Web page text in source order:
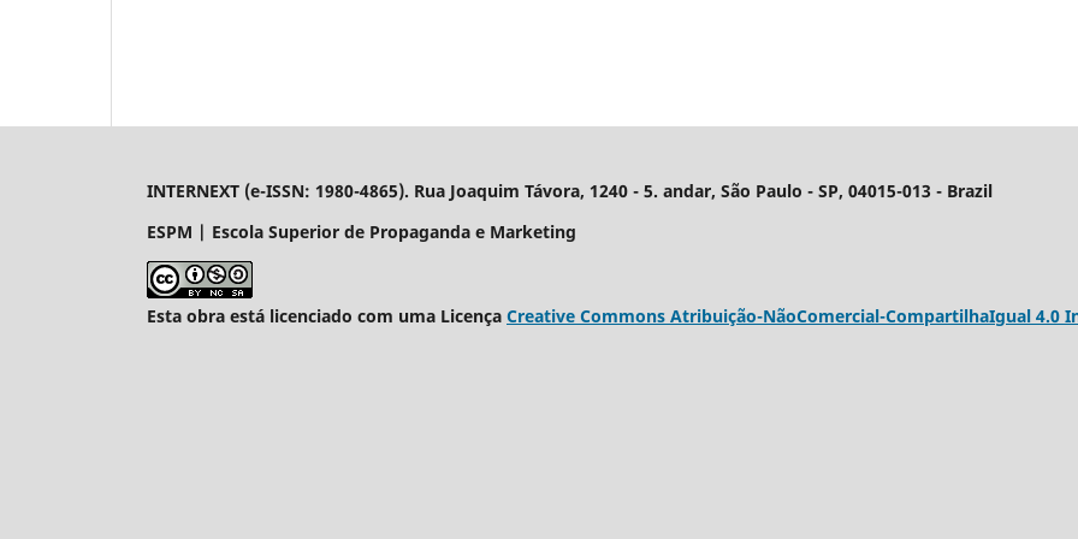
INTERNEXT (e-ISSN: 1980-4865). Rua Joaquim Távora, 1240 - 5. andar, São Paulo - SP, 04015-013 - Brazil
ESPM | Escola Superior de Propaganda e Marketing
Esta obra está licenciado com uma Licença Creative Commons Atribuição-NãoComercial-CompartilhaIgual 4.0